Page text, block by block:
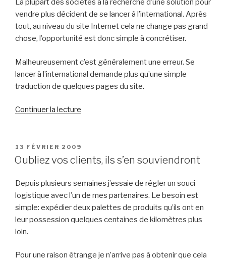
La plupart des sociétés à la recherche d’une solution pour
vendre plus décident de se lancer à l’international. Après
tout, au niveau du site Internet cela ne change pas grand
chose, l’opportunité est donc simple à concrétiser.
Malheureusement c’est généralement une erreur. Se
lancer à l’international demande plus qu’une simple
traduction de quelques pages du site.
Continuer la lecture
loin
n’y
paraît »
PUBLIÉ
LE
13 FÉVRIER 2009
Oubliez vos clients, ils s’en souviendront
Depuis plusieurs semaines j’essaie de régler un souci
logistique avec l’un de mes partenaires. Le besoin est
simple: expédier deux palettes de produits qu’ils ont en
leur possession quelques centaines de kilomètres plus
loin.
Pour une raison étrange je n’arrive pas à obtenir que cela